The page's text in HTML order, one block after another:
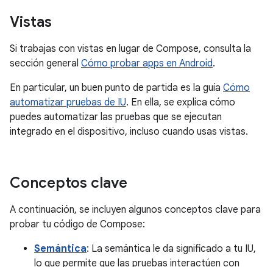
Vistas
Si trabajas con vistas en lugar de Compose, consulta la
sección general Cómo probar apps en Android.
En particular, un buen punto de partida es la guía Cómo
automatizar pruebas de IU. En ella, se explica cómo
puedes automatizar las pruebas que se ejecutan
integrado en el dispositivo, incluso cuando usas vistas.
Conceptos clave
A continuación, se incluyen algunos conceptos clave para
probar tu código de Compose:
Semántica: La semántica le da significado a tu IU,
lo que permite que las pruebas interactúen con